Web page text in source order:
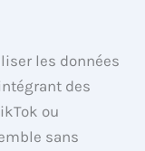
les données
des
ou
sans